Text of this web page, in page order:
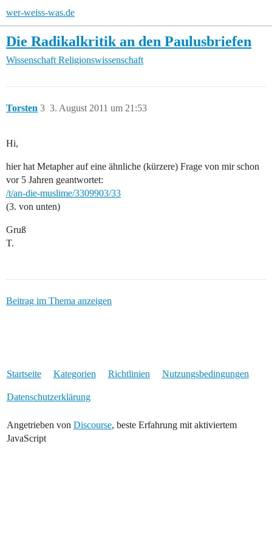
wer-weiss-was.de
Die Radikalkritik an den Paulusbriefen
Wissenschaft Religionswissenschaft
Torsten 3. August 2011 um 21:53
3
Hi,
hier hat Metapher auf eine ähnliche (kürzere) Frage von mir schon
vor 5 Jahren geantwortet:
/t/an-die-muslime/3309903/33
(3. von unten)
Gruß
T.
Beitrag im Thema anzeigen
Startseite Kategorien Richtlinien Nutzungsbedingungen
Datenschutzerklärung
Angetrieben von Discourse, beste Erfahrung mit aktiviertem
JavaScript